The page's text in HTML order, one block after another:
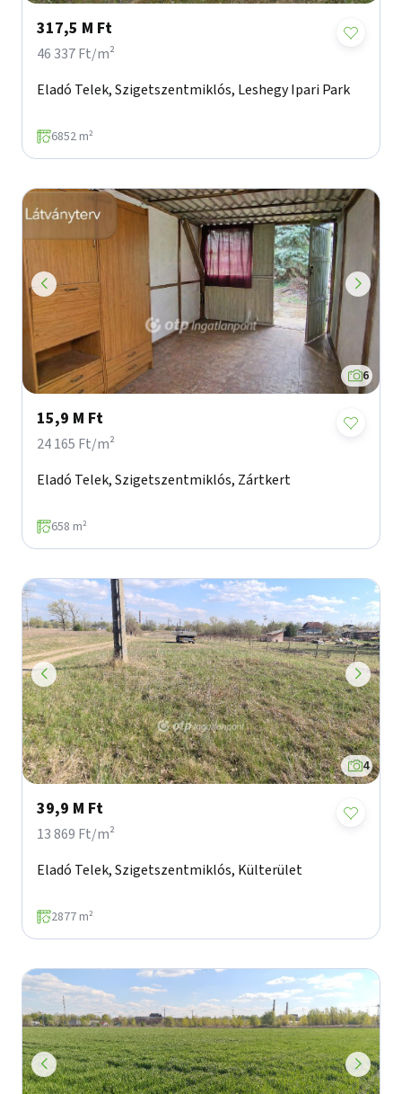
317,5 M Ft
46 337 Ft/m²
Eladó Telek, Szigetszentmiklós, Leshegy Ipari Park
6852 m²
6
15,9 M Ft
24 165 Ft/m²
Eladó Telek, Szigetszentmiklós, Zártkert
658 m²
4
39,9 M Ft
13 869 Ft/m²
Eladó Telek, Szigetszentmiklós, Külterület
2877 m²